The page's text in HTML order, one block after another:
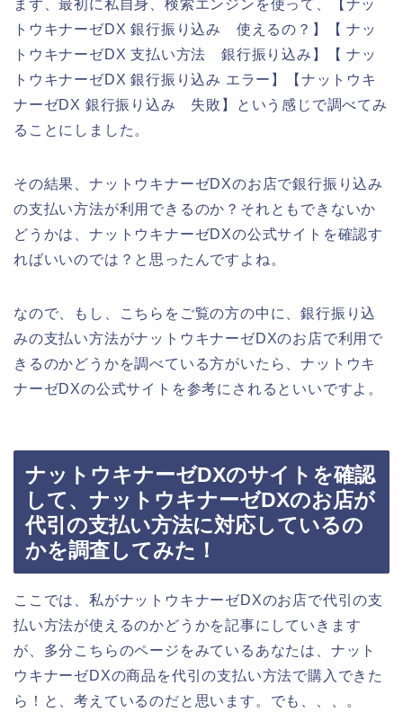
まず、最初に私自身、検索エンジンを使って、【ナッ
トウキナーゼDX 銀行振り込み 使えるの？】【 ナッ
トウキナーゼDX 支払い方法 銀行振り込み】【 ナッ
トウキナーゼDX 銀行振り込み エラー】【ナットウキ
ナーゼDX 銀行振り込み 失敗】という感じで調べてみ
ることにしました。
その結果、ナットウキナーゼDXのお店で銀行振り込み
の支払い方法が利用できるのか？それともできないか
どうかは、ナットウキナーゼDXの公式サイトを確認す
ればいいのでは？と思ったんですよね。
なので、もし、こちらをご覧の方の中に、銀行振り込
みの支払い方法がナットウキナーゼDXのお店で利用で
きるのかどうかを調べている方がいたら、ナットウキ
ナーゼDXの公式サイトを参考にされるといいですよ。
ナットウキナーゼDXのサイトを確認
して、ナットウキナーゼDXのお店が
代引の支払い方法に対応しているの
かを調査してみた！
ここでは、私がナットウキナーゼDXのお店で代引の支
払い方法が使えるのかどうかを記事にしていきます
が、多分こちらのページをみているあなたは、ナット
ウキナーゼDXの商品を代引の支払い方法で購入できた
ら！と、考えているのだと思います。でも、、、。